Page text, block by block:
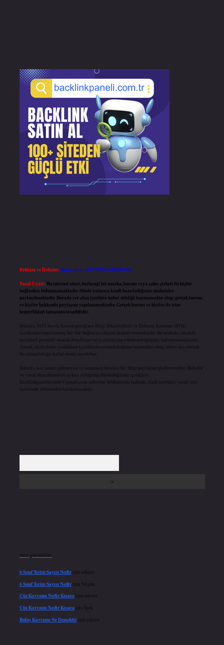
Reklam ve İletişim:Skype: live:.cid.575569c608265c69
Yasal Uyarı: Bu internet sitesi, herhangi bir marka, kurum veya şahıs şirketi ile hiçbir
bağlantısı bulunmamaktadır. Sitede yalnızca kendi hazırladığımız makaleler
paylaşılmaktadır. Burada yer alan içerikler haber niteliği taşımamakta olup, gerçek kurum
ve kişiler hakkında paylaşım yapılmamaktadır. Gerçek kurum ve kişiler ile isim
benzerlikleri tamamen tesadüfidir.
Sitemiz, 5651 Sayılı Kanun gereğince Bilgi Teknolojileri ve İletişim Kurumu (BTK)
tarafından onaylanmış bir Yer Sağlayıcı olarak hizmet vermektedir. Bu nedenle, sitedeki
içerikleri proaktif olarak denetleme veya araştırma yükümlülüğümüz bulunmamaktadır.
Ancak, üyelerimiz yazdıkları içeriklerin sorumluluğunu taşımakta olup, siteye üye olarak
bu sorumluluğu kabul etmiş sayılırlar.
Sitemiz, kar amacı gütmeyen ve tamamen ücretsiz bir bilgi paylaşım platformudur. Hukuka
ve yasal düzenlemelere aykırı olduğunu düşündüğünüz içerikleri,
backlinkpanelicomtr@gmail.com adresine bildirmeniz halinde, ilgili içerikler yasal süre
içerisinde sitemizden kaldırılacaktır.
Son yorumlar
6 Sınıf Terim Sayısı Nediriçin admin
6 Sınıf Terim Sayısı Nediriçin Nilgün
Cüz Kavramı Nedir Kısacaiçin admin
Cüz Kavramı Nedir Kısacaiçin
İpek
Buluş Kavramı Ne Demektiriçin admin